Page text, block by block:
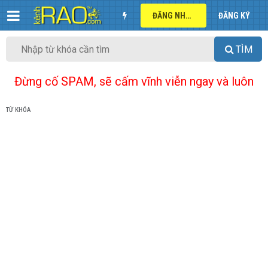
ĐĂNG NHẬP ĐĂNG KÝ
TÌM
Đừng cố SPAM, sẽ cấm vĩnh viễn ngay và luôn
TỪ KHÓA